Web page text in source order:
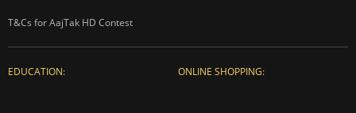
T&Cs for AajTak HD Contest
EDUCATION: ONLINE SHOPPING: